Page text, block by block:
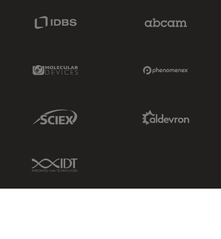
Molecular Devices Link
Sciex Link
IDT Link